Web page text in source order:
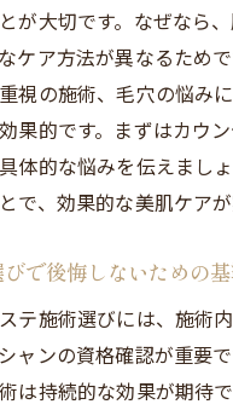
が大切です。なぜなら
ケア方法が異なるため
視の施術、毛穴の悩み
果的です。まずはカウ
体的な悩みを伝えまし
で、効果的な美肌ケアが
で後悔しないための
テ施術選びには、施術
ャンの資格確認が重要で
は持続的な効果が期待で